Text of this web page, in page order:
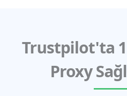
Trustpilot'ta
Proxy